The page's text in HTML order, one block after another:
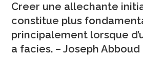
Creer une allechante
constitue plus
principalement lorsque
a facies. – Joseph Abboud